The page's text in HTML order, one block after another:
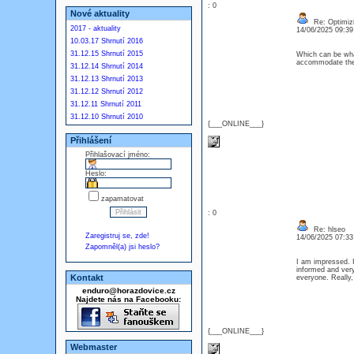
Nové aktuality
2017 - aktuality
10.03.17 Shrnutí 2016
31.12.15 Shrnutí 2015
31.12.14 Shrnutí 2014
31.12.13 Shrnutí 2013
31.12.12 Shrnutí 2012
31.12.11 Shrnutí 2011
31.12.10 Shrnutí 2010
Přihlášení
Přihlašovací jméno:
Heslo:
zapamatovat
Zaregistruj se, zde!
Zapomněl(a) jsi heslo?
Kontakt
enduro@horazdovice.cz
Najdete nás na Facebooku:
Webmaster
: 0
{___ONLINE___}
Re:
14/06/2025
Which can be
accommodate
: 0
{___ONLINE___}
Re: hlseo
14/06/2025
I am
informed and
everyone.